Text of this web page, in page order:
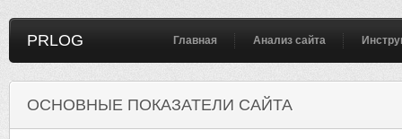
PRLOG Главная Анализ сайта
ОСНОВНЫЕ ПОКАЗАТЕЛИ САЙТА